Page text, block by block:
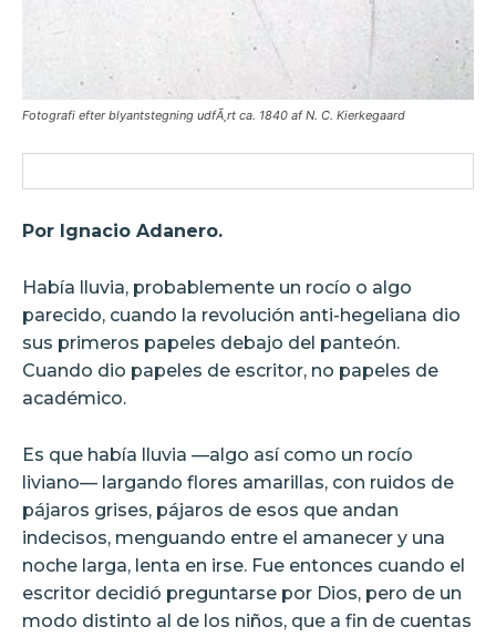
Fotografi efter blyantstegning udfÃ¸rt ca. 1840 af N. C. Kierkegaard
Por Ignacio Adanero.
Había lluvia, probablemente un rocío o algo
parecido, cuando la revolución anti-hegeliana dio
sus primeros papeles debajo del panteón.
Cuando dio papeles de escritor, no papeles de
académico.
Es que había lluvia —algo así como un rocío
liviano— largando flores amarillas, con ruidos de
pájaros grises, pájaros de esos que andan
indecisos, menguando entre el amanecer y una
noche larga, lenta en irse. Fue entonces cuando el
escritor decidió preguntarse por Dios, pero de un
modo distinto al de los niños, que a fin de cuentas